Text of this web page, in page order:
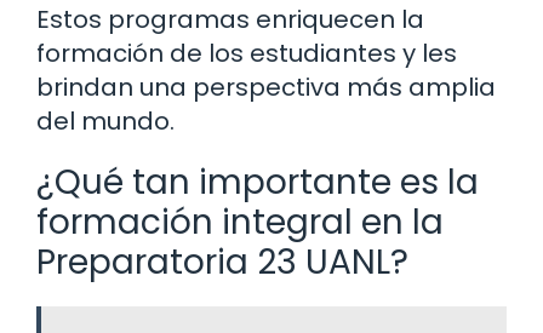
Estos programas enriquecen la
formación de los estudiantes y les
brindan una perspectiva más amplia
del mundo.
¿Qué tan importante es la
formación integral en la
Preparatoria 23 UANL?